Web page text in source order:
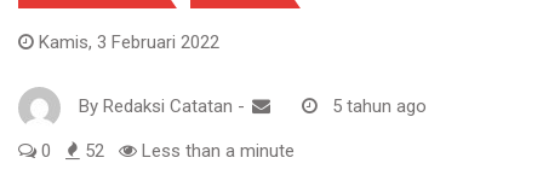
Kamis, 3 Februari 2022
By Redaksi Catatan - 5 tahun ago
0 52 Less than a minute